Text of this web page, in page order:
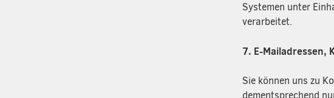
Systemen unter
verarbeitet.
7. E-Mailadressen,
Sie können uns zu
dementsprechend